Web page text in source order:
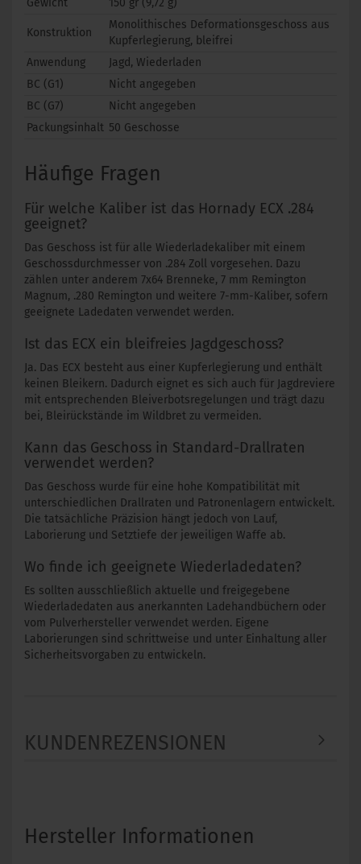
Gewicht 150 gr (9,72 g)
Konstruktion
Monolithisches Deformationsgeschoss aus
Kupferlegierung, bleifrei
Anwendung
Jagd, Wiederladen
BC (G1)
Nicht angegeben
BC (G7)
Nicht angegeben
Packungsinhalt 50 Geschosse
Häufige Fragen
Für welche Kaliber ist das Hornady ECX .284
geeignet?
Das Geschoss ist für alle Wiederladekaliber mit einem
Geschossdurchmesser von .284 Zoll vorgesehen. Dazu
zählen unter anderem 7x64 Brenneke, 7 mm Remington
Magnum, .280 Remington und weitere 7-mm-Kaliber, sofern
geeignete Ladedaten verwendet werden.
Ist das ECX ein bleifreies Jagdgeschoss?
Ja. Das ECX besteht aus einer Kupferlegierung und enthält
keinen Bleikern. Dadurch eignet es sich auch für Jagdreviere
mit entsprechenden Bleiverbotsregelungen und trägt dazu
bei, Bleirückstände im Wildbret zu vermeiden.
Kann das Geschoss in Standard-Drallraten
verwendet werden?
Das Geschoss wurde für eine hohe Kompatibilität mit
unterschiedlichen Drallraten und Patronenlagern entwickelt.
Die tatsächliche Präzision hängt jedoch von Lauf,
Laborierung und Setztiefe der jeweiligen Waffe ab.
Wo finde ich geeignete Wiederladedaten?
Es sollten ausschließlich aktuelle und freigegebene
Wiederladedaten aus anerkannten Ladehandbüchern oder
vom Pulverhersteller verwendet werden. Eigene
Laborierungen sind schrittweise und unter Einhaltung aller
Sicherheitsvorgaben zu entwickeln.
KUNDENREZENSIONEN
Hersteller Informationen